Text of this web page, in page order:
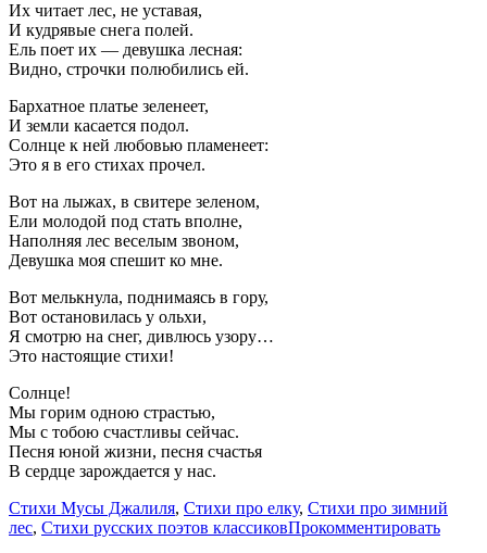
Их читает лес, не уставая,
И кудрявые снега полей.
Ель поет их — девушка лесная:
Видно, строчки полюбились ей.
Бархатное платье зеленеет,
И земли касается подол.
Солнце к ней любовью пламенеет:
Это я в его стихах прочел.
Вот на лыжах, в свитере зеленом,
Ели молодой под стать вполне,
Наполняя лес веселым звоном,
Девушка моя спешит ко мне.
Вот мелькнула, поднимаясь в гору,
Вот остановилась у ольхи,
Я смотрю на снег, дивлюсь узору…
Это настоящие стихи!
Солнце!
Мы горим одною страстью,
Мы с тобою счастливы сейчас.
Песня юной жизни, песня счастья
В сердце зарождается у нас.
Стихи Мусы Джалиля, Стихи про елку, Стихи про зимний
лес, Стихи русских поэтов классиковПрокомментировать